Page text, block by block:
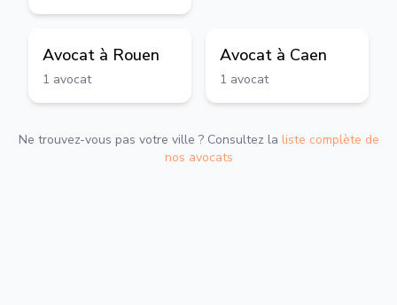
Avocat à Rouen
1 avocat
Avocat à Caen
1 avocat
Ne trouvez-vous pas votre ville ? Consultez la liste complète de
nos avocats